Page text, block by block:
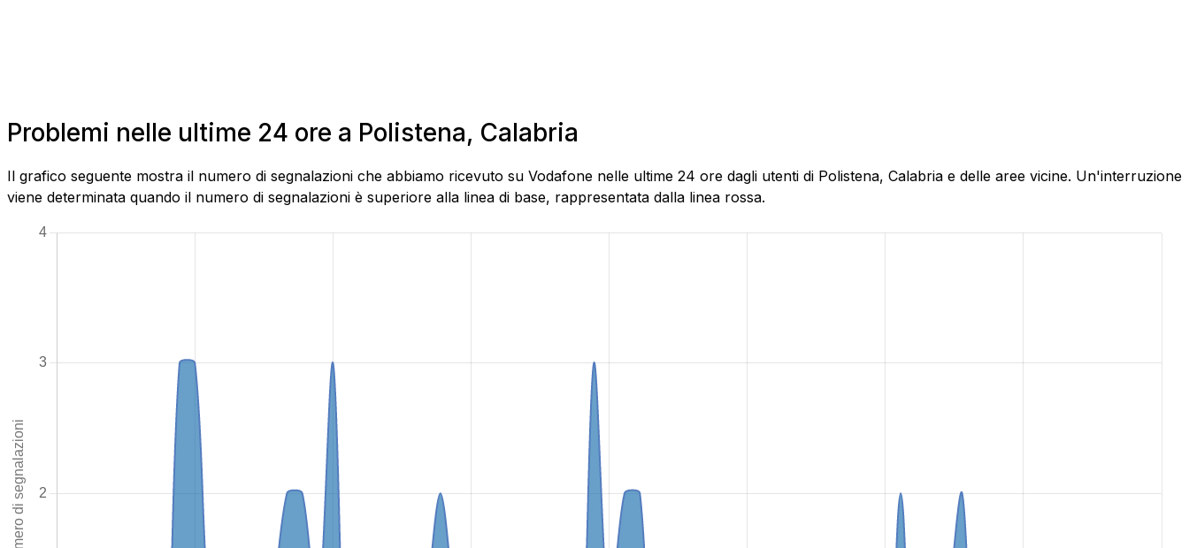
Problemi nelle ultime 24 ore a Polistena, Calabria
Il grafico seguente mostra il numero di segnalazioni che abbiamo ricevuto su Vodafone nelle ultime 24 ore dagli utenti di Polistena, Calabria e delle aree vicine. Un'interruzione
viene determinata quando il numero di segnalazioni è superiore alla linea di base, rappresentata dalla linea rossa.